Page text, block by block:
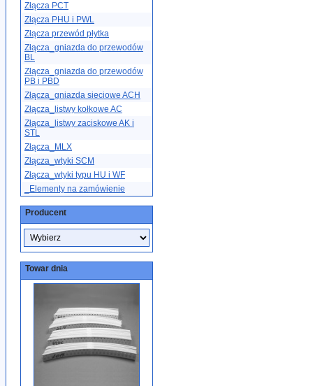
Złącza PCT
Złącza PHU i PWL
Złącza przewód płytka
Złącza_gniazda do przewodów
BL
Złącza_gniazda do przewodów
PB i PBD
Złącza_gniazda sieciowe ACH
Złącza_listwy kołkowe AC
Złącza_listwy zaciskowe AK i
STL
Złącza_MLX
Złącza_wtyki SCM
Złącza_wtyki typu HU i WF
_Elementy na zamówienie
Producent
Towar dnia